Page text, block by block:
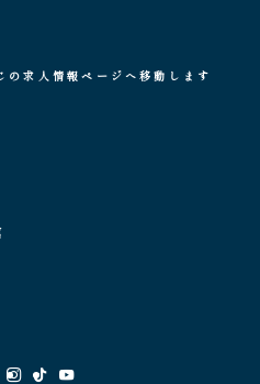
求人情報ページへ移動します